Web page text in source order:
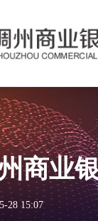
商业
28 15:07